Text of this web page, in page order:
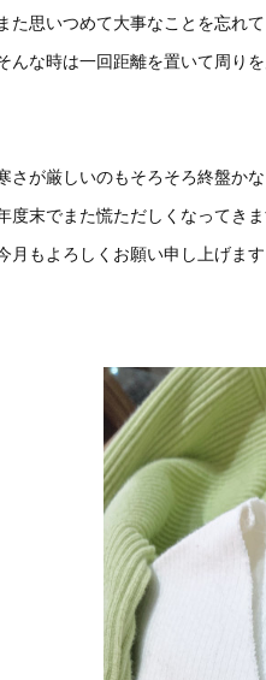
た思いつめて大事なことを忘れ
んな時は一回距離を置いて周り
さが厳しいのもそろそろ終盤かな
度末でまた慌ただしくなってき
月もよろしくお願い申し上げます